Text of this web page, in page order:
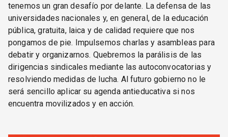
tenemos un gran desafío por delante. La defensa de las
universidades nacionales y, en general, de la educación
pública, gratuita, laica y de calidad requiere que nos
pongamos de pie. Impulsemos charlas y asambleas para
debatir y organizarnos. Quebremos la parálisis de las
dirigencias sindicales mediante las autoconvocatorias y
resolviendo medidas de lucha. Al futuro gobierno no le
será sencillo aplicar su agenda antieducativa si nos
encuentra movilizados y en acción.